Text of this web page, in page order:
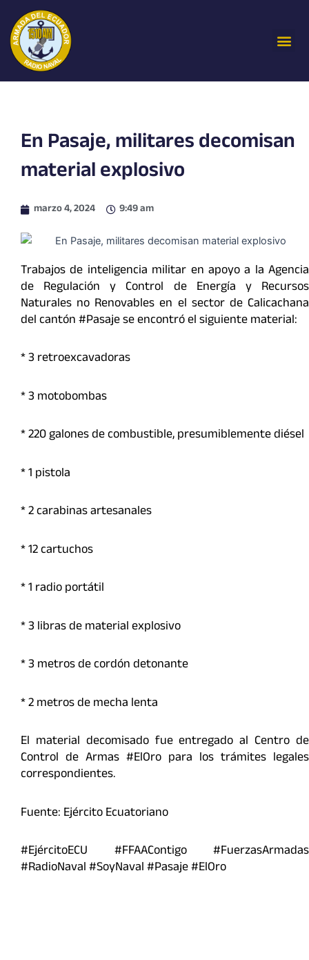
contenido
En Pasaje, militares decomisan
material explosivo
marzo 4, 2024 9:49 am
Trabajos de inteligencia militar en apoyo a la Agencia
de Regulación y Control de Energía y Recursos
Naturales no Renovables en el sector de Calicachana
del cantón #Pasaje se encontró el siguiente material:
* 3 retroexcavadoras
* ⁠3 motobombas
* ⁠220 galones de combustible, presumiblemente diésel
* ⁠1 pistola
* ⁠2 carabinas artesanales
* ⁠12 cartuchos
* ⁠1 radio portátil
* ⁠3 libras de material explosivo
* ⁠3 metros de cordón detonante
* ⁠2 metros de mecha lenta
El material decomisado fue entregado al Centro de
Control de Armas #ElOro para los trámites legales
correspondientes.
Fuente: Ejército Ecuatoriano
#EjércitoECU #FFAAContigo #FuerzasArmadas
#RadioNaval #SoyNaval #Pasaje #ElOro